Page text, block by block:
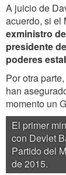
A juicio de
acuerdo, si el
exministro
presidente
poderes
Por otra
han
momento un
El primer
con Devlet
Partido del
de 2015.